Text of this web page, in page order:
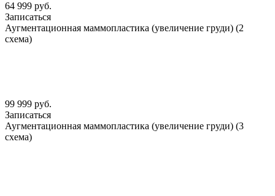
64 999 руб.
Записаться
Аугментационная маммопластика (увеличение груди) (2
схема)
99 999 руб.
Записаться
Аугментационная маммопластика (увеличение груди) (3
схема)